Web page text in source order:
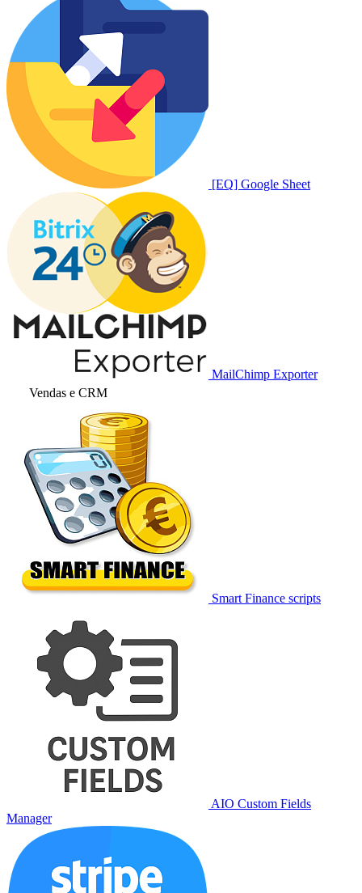
[EQ] Google Sheet
MailChimp Exporter
Vendas e CRM
Smart Finance scripts
AIO Custom Fields
Manager